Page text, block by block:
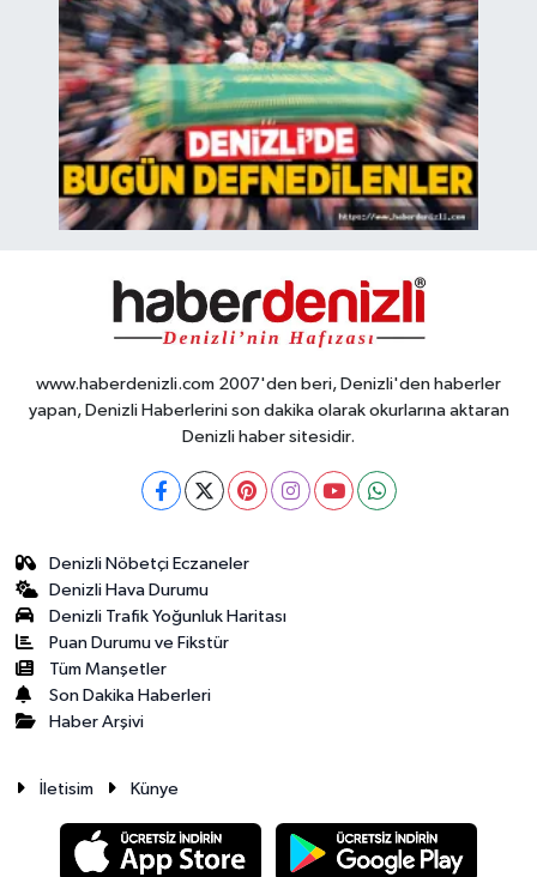
www.haberdenizli.com 2007'den beri, Denizli'den haberler
yapan, Denizli Haberlerini son dakika olarak okurlarına aktaran
Denizli haber sitesidir.
Denizli Nöbetçi Eczaneler
Denizli Hava Durumu
Denizli Trafik Yoğunluk Haritası
Puan Durumu ve Fikstür
Tüm Manşetler
Son Dakika Haberleri
Haber Arşivi
İletisim Künye